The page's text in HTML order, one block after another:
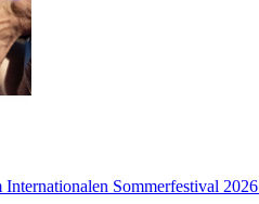
Internationalen Sommerfestival 2026